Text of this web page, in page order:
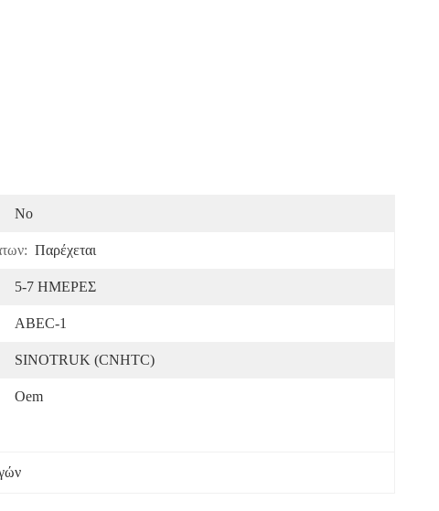
No
Παρέχεται
5-7 ΗΜΕΡΕΣ
ABEC-1
SINOTRUK (CNHTC)
Oem